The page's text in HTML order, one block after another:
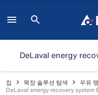
DeLaval energy
집 목장 솔루션 탐색
우유
DeLaval energy recovery system